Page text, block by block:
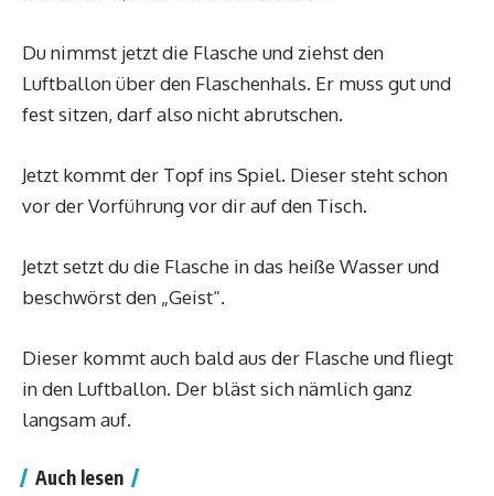
Du nimmst jetzt die Flasche und ziehst den
Luftballon über den Flaschenhals. Er muss gut und
fest sitzen, darf also nicht abrutschen.
Jetzt kommt der Topf ins Spiel. Dieser steht schon
vor der Vorführung vor dir auf den Tisch.
Jetzt setzt du die Flasche in das heiße Wasser und
beschwörst den „Geist“.
Dieser kommt auch bald aus der Flasche und fliegt
in den Luftballon. Der bläst sich nämlich ganz
langsam auf.
Auch lesen